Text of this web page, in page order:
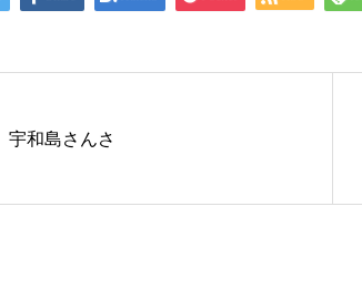
宇和島さんさ